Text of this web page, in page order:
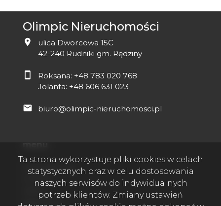
Olimpic Nieruchomości
ulica Dworcowa 15C
42-240 Rudniki gm. Rędziny
Roksana: +48 783 020 768
Jolanta: +48 606 631 023
biuro@olimpic-nieruchomosci.pl
Strona główna
O firmie
Oferty
Zgłoszenia
Ta strona wykorzystuje pliki cookies w celach
statystycznych oraz w celu dostosowania
naszych serwisów do indywidualnych
potrzeb klientów. Zmiany ustawień